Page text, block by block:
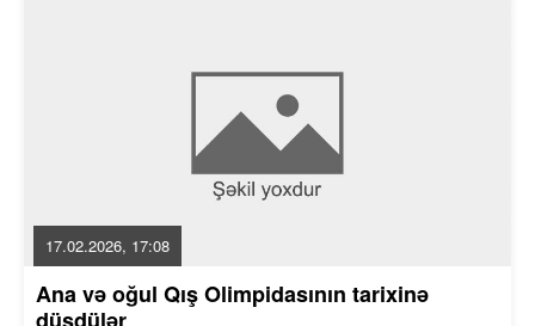
17.02.2026, 17:08
Ana və oğul Qış Olimpidasının tarixinə
düşdülər